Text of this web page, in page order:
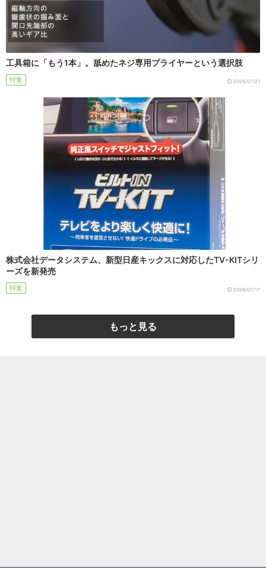
工具箱に「もう1本」。舐めたネジ専用プライヤーという選択肢
特集 2026/07/21
株式会社データシステム、新型日産キックスに対応したTV-KITシリ
ーズを新発売
特集 2026/07/17
もっと見る